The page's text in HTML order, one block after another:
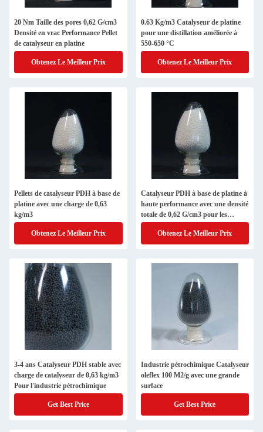
20 Nm Taille des pores 0,62 G/cm3
Densité en vrac Performance Pellet
de catalyseur en platine
Obtenez Le Meilleur Prix
0.63 Kg/m3 Catalyseur de platine
pour une distillation améliorée à
550-650 °C
Obtenez Le Meilleur Prix
Pellets de catalyseur PDH à base de
platine avec une charge de 0,63
kg/m3
Obtenez Le Meilleur Prix
Catalyseur PDH à base de platine à
haute performance avec une densité
totale de 0,62 G/cm3 pour les
industries pétrochimiques
Obtenez Le Meilleur Prix
3-4 ans Catalyseur PDH stable avec
charge de catalyseur de 0,63 kg/m3
Pour l'industrie pétrochimique
Get Best Price
Industrie pétrochimique Catalyseur
oleflex 100 M2/g avec une grande
surface
Get Best Price